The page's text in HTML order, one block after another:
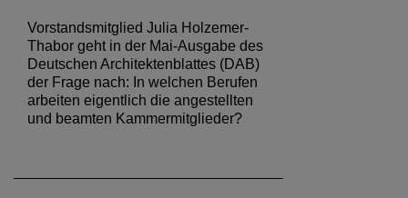
Vorstandsmitglied Julia Holzemer-
Thabor geht in der Mai-Ausgabe des
Deutschen Architektenblattes (DAB)
der Frage nach: In welchen Berufen
arbeiten eigentlich die angestellten
und beamten Kammermitglieder?